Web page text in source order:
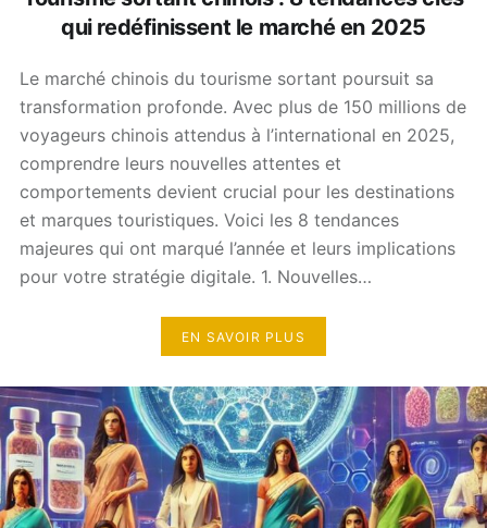
qui redéfinissent le marché en 2025
Le marché chinois du tourisme sortant poursuit sa
transformation profonde. Avec plus de 150 millions de
voyageurs chinois attendus à l’international en 2025,
comprendre leurs nouvelles attentes et
comportements devient crucial pour les destinations
et marques touristiques. Voici les 8 tendances
majeures qui ont marqué l’année et leurs implications
pour votre stratégie digitale. 1. Nouvelles…
EN SAVOIR PLUS